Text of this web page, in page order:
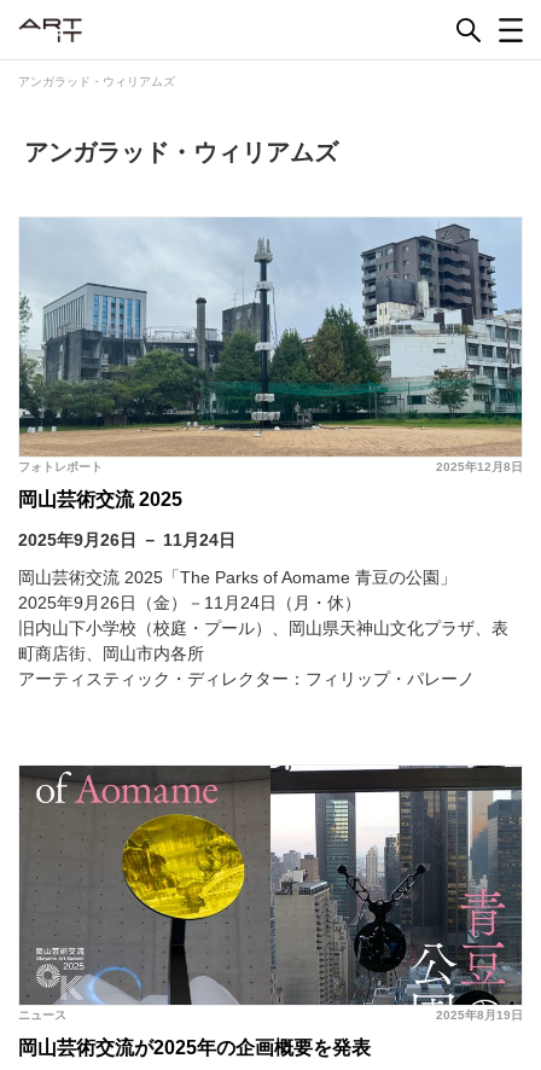
アンガラッド・ウィリアムズ
アンガラッド・ウィリアムズ
2025年12月8日
フォトレポート
岡山芸術交流 2025
2025年9月26日 － 11月24日
岡山芸術交流 2025「The Parks of Aomame 青豆の公園」
2025年9月26日（金）－11月24日（月・休）
旧内山下小学校（校庭・プール）、岡山県天神山文化プラザ、表
町商店街、岡山市内各所
アーティスティック・ディレクター：フィリップ・パレーノ
2025年8月19日
ニュース
岡山芸術交流が2025年の企画概要を発表